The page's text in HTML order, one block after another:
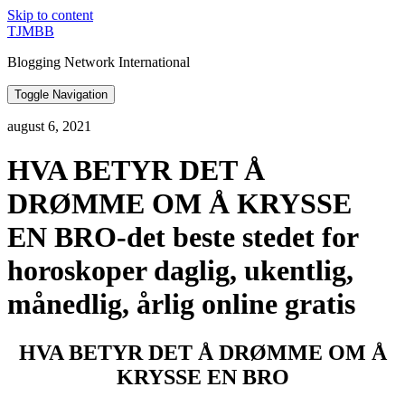
Skip to content
TJMBB
Blogging Network International
Toggle Navigation
august 6, 2021
HVA BETYR DET Å
DRØMME OM Å KRYSSE
EN BRO-det beste stedet for
horoskoper daglig, ukentlig,
månedlig, årlig online gratis
HVA BETYR DET Å DRØMME OM Å
KRYSSE EN BRO